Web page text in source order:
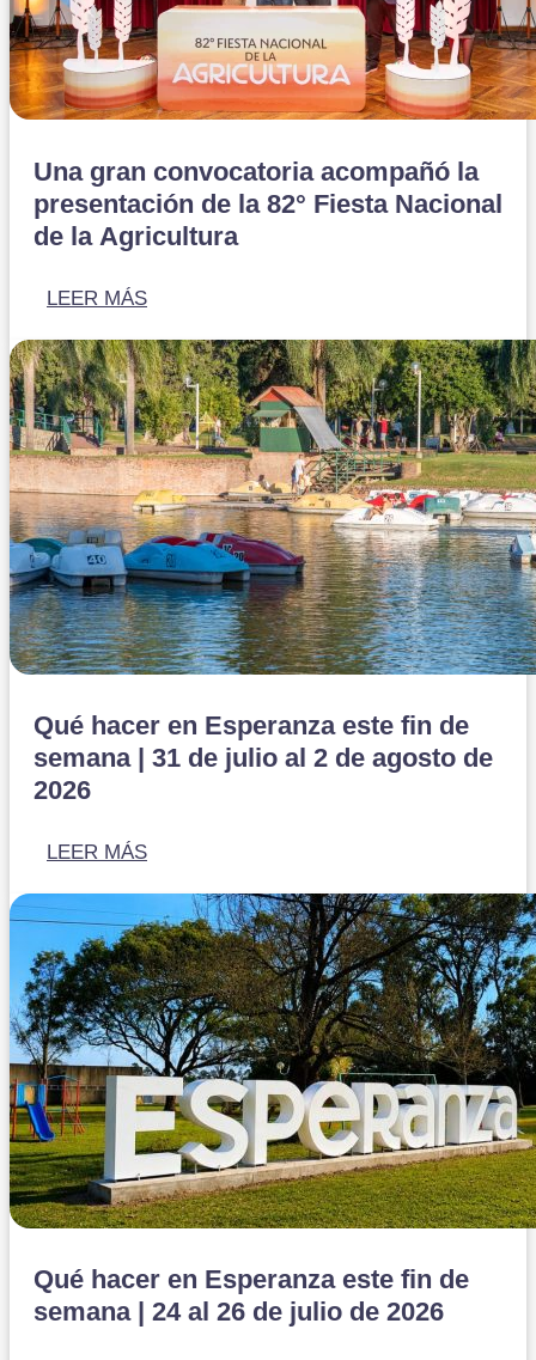
Una gran convocatoria acompañó la
presentación de la 82° Fiesta Nacional
de la Agricultura
LEER MÁS
Qué hacer en Esperanza este fin de
semana | 31 de julio al 2 de agosto de
2026
LEER MÁS
Qué hacer en Esperanza este fin de
semana | 24 al 26 de julio de 2026